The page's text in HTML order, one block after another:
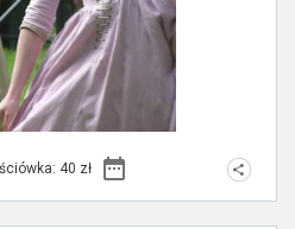
40 zł